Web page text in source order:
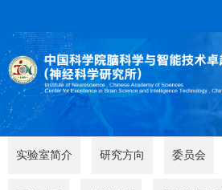
实验室简介 研究方向 委员会